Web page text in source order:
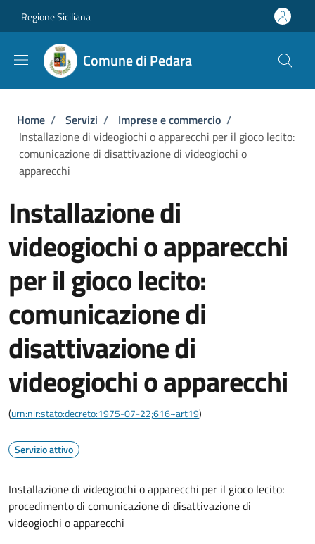
Regione Siciliana
Comune di Pedara
Briciole di pane
Home / Servizi / Imprese e commercio /
Installazione di videogiochi o apparecchi per il gioco lecito:
comunicazione di disattivazione di videogiochi o
apparecchi
Installazione di
videogiochi o apparecchi
per il gioco lecito:
comunicazione di
disattivazione di
videogiochi o apparecchi
(urn:nir:stato:decreto:1975-07-22;616~art19)
Servizio attivo
Installazione di videogiochi o apparecchi per il gioco lecito:
procedimento di comunicazione di disattivazione di
videogiochi o apparecchi